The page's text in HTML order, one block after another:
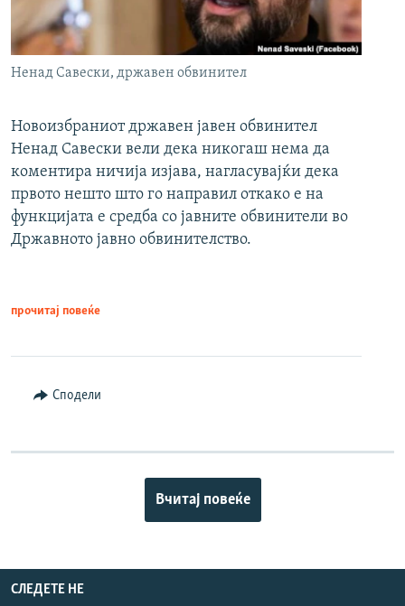
Ненад Савески, државен обвинител
Новоизбраниот државен јавен обвинител
Ненад Савески вели дека никогаш нема да
коментира ничија изјава, нагласувајќи дека
првото нешто што го направил откако е на
функцијата е средба со јавните обвинители во
Државното јавно обвинителство.
прочитај повеќе
Сподели
Вчитај повеќе
СЛЕДЕТЕ НЕ